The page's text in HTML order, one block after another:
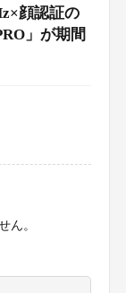
顔認証の
」が期間
ん。